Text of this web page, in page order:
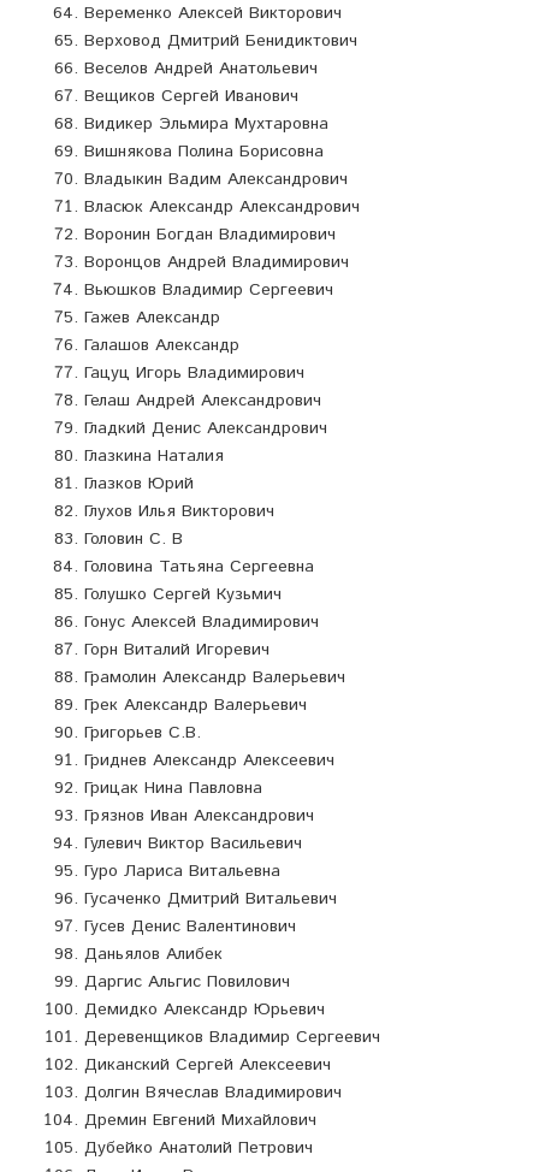
Веременко Алексей Викторович
Верховод Дмитрий Бенидиктович
Веселов Андрей Анатольевич
Вещиков Сергей Иванович
Видикер Эльмира Мухтаровна
Вишнякова Полина Борисовна
Владыкин Вадим Александрович
Власюк Александр Александрович
Воронин Богдан Владимирович
Воронцов Андрей Владимирович
Вьюшков Владимир Сергеевич
Гажев Александр
Галашов Александр
Гацуц Игорь Владимирович
Гелаш Андрей Александрович
Гладкий Денис Александрович
Глазкина Наталия
Глазков Юрий
Глухов Илья Викторович
Головин С. В
Головина Татьяна Сергеевна
Голушко Сергей Кузьмич
Гонус Алексей Владимирович
Горн Виталий Игоревич
Грамолин Александр Валерьевич
Грек Александр Валерьевич
Григорьев С.В.
Гриднев Александр Алексеевич
Грицак Нина Павловна
Грязнов Иван Александрович
Гулевич Виктор Васильевич
Гуро Лариса Витальевна
Гусаченко Дмитрий Витальевич
Гусев Денис Валентинович
Даньялов Алибек
Даргис Альгис Повилович
Демидко Александр Юрьевич
Деревенщиков Владимир Сергеевич
Диканский Сергей Алексеевич
Долгин Вячеслав Владимирович
Дремин Евгений Михайлович
Дубейко Анатолий Петрович